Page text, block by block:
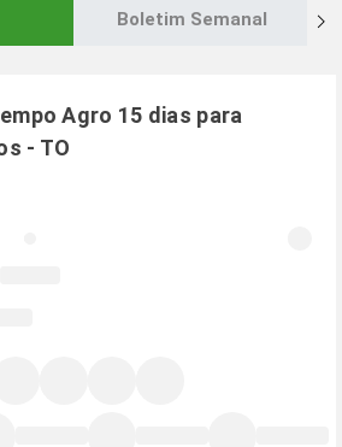
Boletim Semanal
Agro 15 dias para
- TO